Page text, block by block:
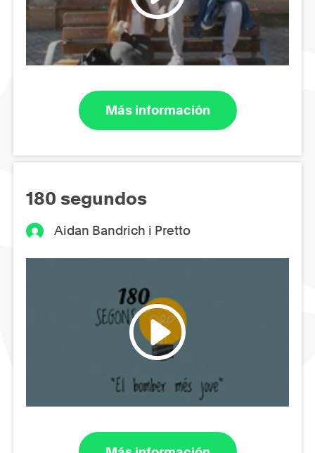
Más información
180 segundos
Aidan Bandrich i Pretto